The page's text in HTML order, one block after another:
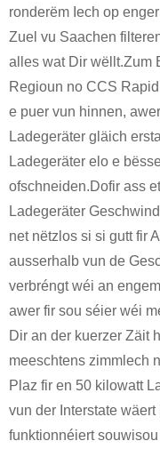
ronderëm Iech op
Zuel vu Saachen
alles wat Dir wëllt.Zum
Regioun no CCS
e puer vun hinnen,
Ladegeräter gläich
Ladegeräter elo e
ofschneiden.Dofir ass
Ladegeräter
net nëtzlos si si gutt fir
ausserhalb vun de
verbréngt wéi an
awer fir sou séier wéi
Dir an der kuerzer Zäit
meeschtens zimmlech
Plaz fir en 50 kilowatt
vun der Interstate
funktionnéiert